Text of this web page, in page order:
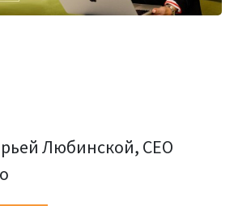
Любинской, CEO